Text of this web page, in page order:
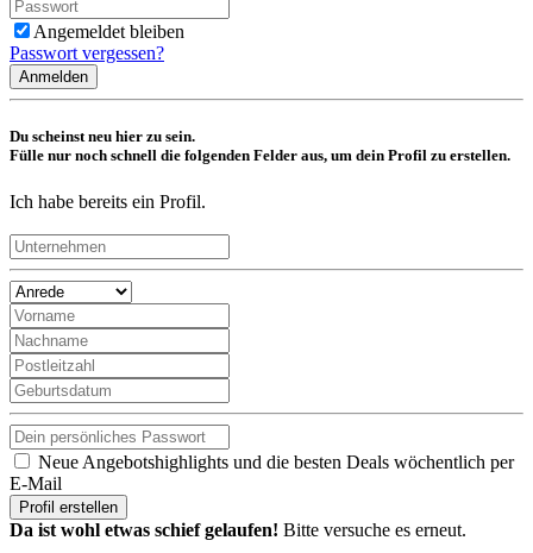
Angemeldet bleiben
Passwort vergessen?
Anmelden
Du scheinst neu hier zu sein.
Fülle nur noch schnell die folgenden Felder aus, um dein Profil zu erstellen.
Ich habe bereits ein Profil.
Neue Angebotshighlights und die besten Deals wöchentlich per
E-Mail
Profil erstellen
Da ist wohl etwas schief gelaufen! Bitte versuche es erneut.